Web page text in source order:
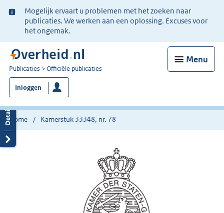
Ter
informatie:
Mogelijk ervaart u problemen met het zoeken naar
publicaties. We werken aan een oplossing. Excuses voor
het ongemak.
Menu
U
bent
nu
hier:
Publicaties Officiële publicaties
Inloggen
Home Kamerstuk 33348, nr. 78